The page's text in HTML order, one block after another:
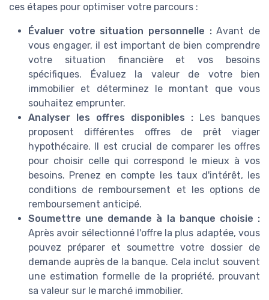
ces étapes pour optimiser votre parcours :
Évaluer votre situation personnelle :Avant de
vous engager, il est important de bien comprendre
votre situation financière et vos besoins
spécifiques. Évaluez la valeur de votre bien
immobilier et déterminez le montant que vous
souhaitez emprunter.
Analyser les offres disponibles : Les banques
proposent différentes offres de prêt viager
hypothécaire. Il est crucial de comparer les offres
pour choisir celle qui correspond le mieux à vos
besoins. Prenez en compte les taux d'intérêt, les
conditions de remboursement et les options de
remboursement anticipé.
Soumettre une demande à la banque choisie :
Après avoir sélectionné l'offre la plus adaptée, vous
pouvez préparer et soumettre votre dossier de
demande auprès de la banque. Cela inclut souvent
une estimation formelle de la propriété, prouvant
sa valeur sur le marché immobilier.